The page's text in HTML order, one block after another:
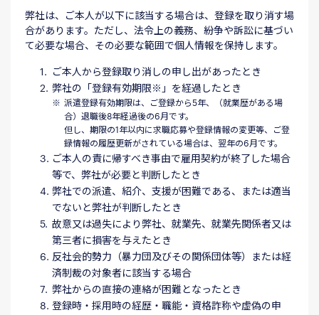
弊社は、ご本人が以下に該当する場合は、登録を取り消す場
合があります。ただし、法令上の義務、紛争や訴訟に基づい
て必要な場合、その必要な範囲で個人情報を保持します。
ご本人から登録取り消しの申し出があったとき
弊社の「登録有効期限※」を経過したとき
派遣登録有効期限は、ご登録から5年、（就業歴がある場
合）退職後8年経過後の6月です。
但し、期限の1年以内に求職応募や登録情報の変更等、ご登
録情報の履歴更新がされている場合は、翌年の6月です。
ご本人の責に帰すべき事由で雇用契約が終了した場合
等で、弊社が必要と判断したとき
弊社での派遣、紹介、支援が困難である、または適当
でないと弊社が判断したとき
故意又は過失により弊社、就業先、就業先関係者又は
第三者に損害を与えたとき
反社会的勢力（暴力団及びその関係団体等）または経
済制裁の対象者に該当する場合
弊社からの直接の連絡が困難となったとき
登録時・採用時の経歴・職能・資格詐称や虚偽の申